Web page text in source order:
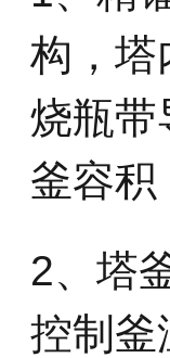
构，塔
烧瓶带
釜容积
2、塔
控制釜